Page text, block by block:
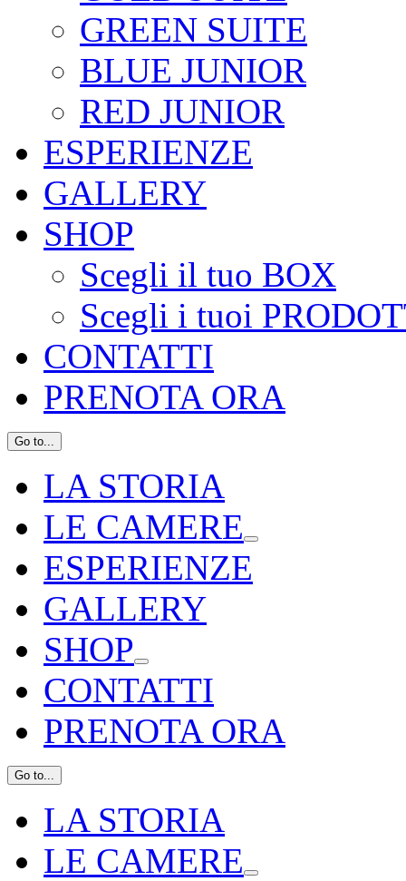
GREEN SUITE
BLUE JUNIOR
RED JUNIOR
ESPERIENZE
GALLERY
SHOP
Scegli il tuo BOX
Scegli i tuoi
CONTATTI
PRENOTA ORA
Go to...
LA STORIA
LE CAMERE
ESPERIENZE
GALLERY
SHOP
CONTATTI
PRENOTA ORA
Go to...
LA STORIA
LE CAMERE